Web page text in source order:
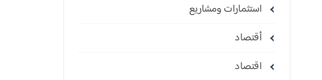
استثمارات ومشاريع
أقتصاد
اقتصاد